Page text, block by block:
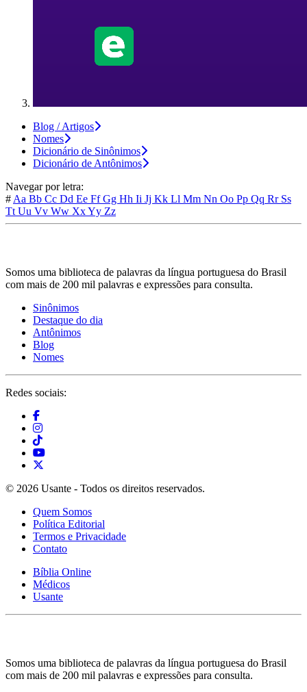
Blog / Artigos
Nomes
Dicionário de Sinônimos
Dicionário de Antônimos
Navegar por letra:
# Aa Bb Cc Dd Ee FfGg Hh Ii Jj Kk Ll Mm Nn Oo Pp Qq Rr Ss
Tt Uu Vv Ww XxYy Zz
Somos uma biblioteca de palavras da língua portuguesa do Brasil
com mais de 200 mil palavras e expressões para consulta.
Sinônimos
Destaque do dia
Antônimos
Blog
Nomes
Redes sociais:
© 2026 Usante - Todos os direitos reservados.
Quem Somos
Política Editorial
Termos e Privacidade
Contato
Bíblia Online
Médicos
Usante
Somos uma biblioteca de palavras da língua portuguesa do Brasil
com mais de 200 mil palavras e expressões para consulta.